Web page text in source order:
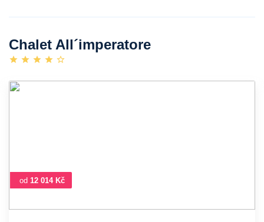
Chalet All´imperatore
od 12 014 Kč